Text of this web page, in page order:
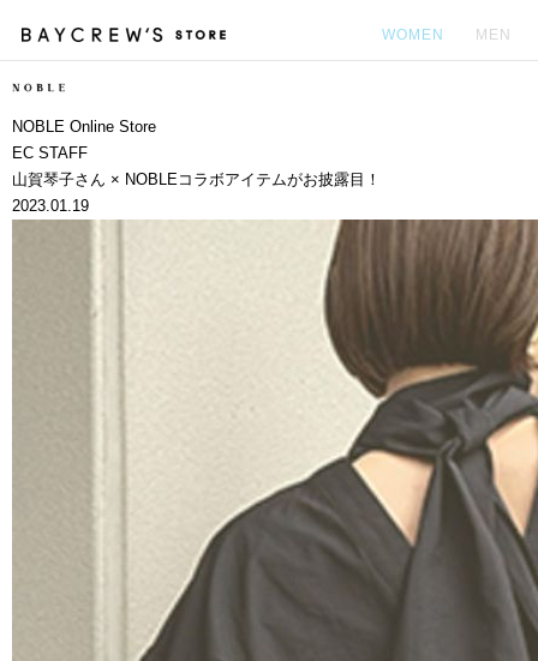
WOMEN MEN
NOBLE Online Store
EC STAFF
山賀琴子さん × NOBLEコラボアイテムがお披露目！
2023.01.19